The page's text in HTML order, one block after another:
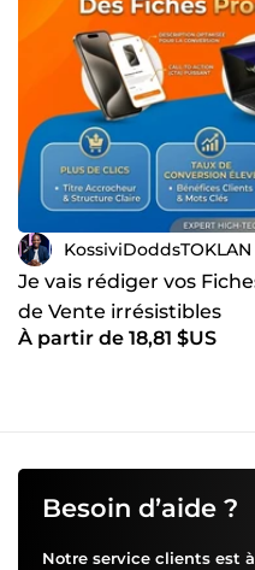
KossiviDoddsTOKLAN
Je vais rédiger vos
de Vente irrésistibles
À partir de 18,81 $US
Besoin d’aide ?
Notre service clients est